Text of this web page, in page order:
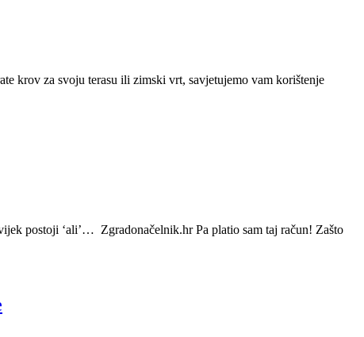
krov za svoju terasu ili zimski vrt, savjetujemo vam korištenje
postoji ‘ali’… Zgradonačelnik.hr Pa platio sam taj račun! Zašto